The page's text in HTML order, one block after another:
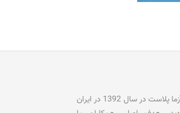
شرکت اوج آزما پلاست در سال 1392 در ایران